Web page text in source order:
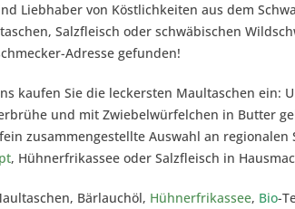
Liebhaber von Köstlichkeiten aus dem
Salzfleisch oder schwäbischen
Adresse gefunden!
kaufen Sie die leckersten Maultaschen ein:
und mit Zwiebelwürfelchen in Butter
zusammengestellte Auswahl an
, Hühnerfrikassee oder Salzfleisch in
Bärlauchöl, Hühnerfrikassee, Bio-